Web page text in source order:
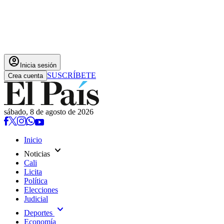
account_circle Inicia sesión
Crea cuenta SUSCRÍBETE
sábado, 8 de agosto de 2026
Inicio
Noticias expand_more
Cali
Licita
Política
Elecciones
Judicial
Deportes expand_more
Economía